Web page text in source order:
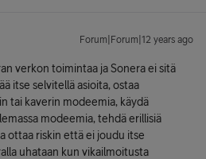
Forum|Forum|12 years ago
verkon toimintaa ja Sonera ei sitä
itse selvitellä asioita, ostaa
tai kaverin modeemia, käydä
modeemia, tehdä erillisiä
ottaa riskin että ei joudu itse
uhataan kun vikailmoitusta